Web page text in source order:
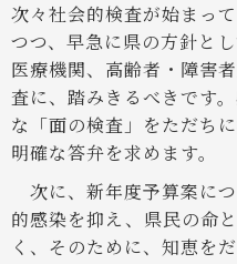
次々社会的検査が始まっ
つつ、早急に県の方針と
医療機関、高齢者・障害
査に、踏みきるべきです
な「面の検査」をただち
明確な答弁
次に、新年度予算案に
的感染を抑え、県民の命
く、そのために、知恵を